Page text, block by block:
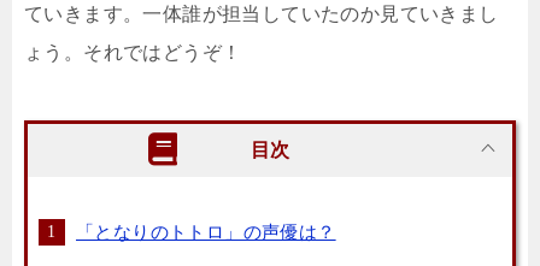
ていきます。一体誰が担当していたのか見ていきまし
ょう。それではどうぞ！
目次
「となりのトトロ」の声優は？